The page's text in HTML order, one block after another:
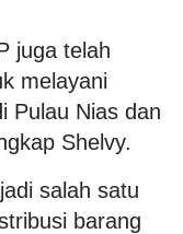
juga telah
melayani
Pulau Nias dan
Shelvy.
salah satu
barang